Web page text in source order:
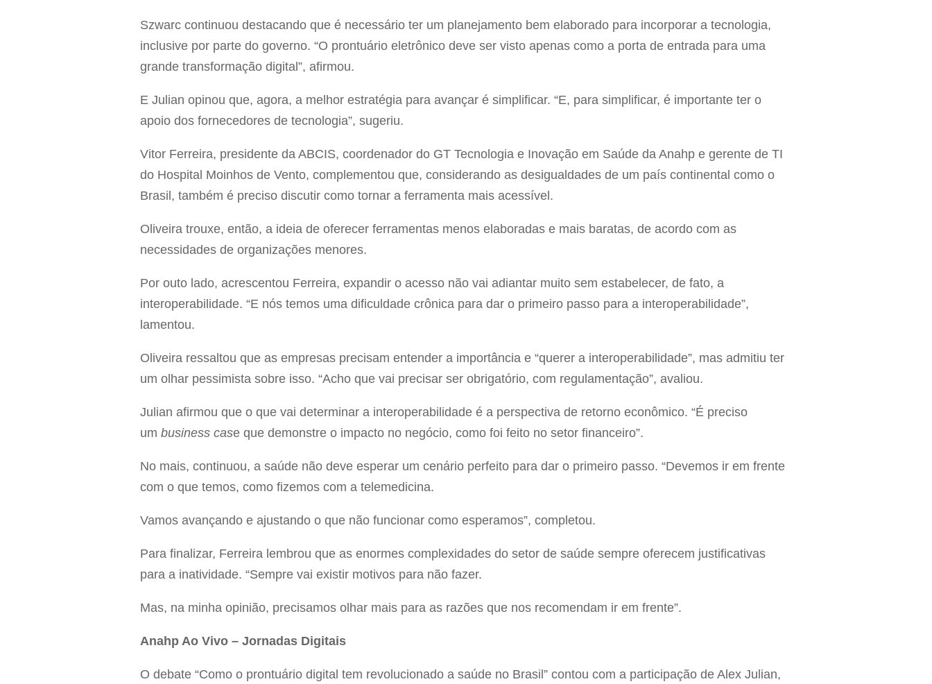
Szwarc continuou destacando que é necessário ter um planejamento bem elaborado para incorporar a tecnologia,
inclusive por parte do governo. “O prontuário eletrônico deve ser visto apenas como a porta de entrada para uma
grande transformação digital”, afirmou.
E Julian opinou que, agora, a melhor estratégia para avançar é simplificar. “E, para simplificar, é importante ter o
apoio dos fornecedores de tecnologia”, sugeriu.
Vitor Ferreira, presidente da ABCIS, coordenador do GT Tecnologia e Inovação em Saúde da Anahp e gerente de TI
do Hospital Moinhos de Vento, complementou que, considerando as desigualdades de um país continental como o
Brasil, também é preciso discutir como tornar a ferramenta mais acessível.
Oliveira trouxe, então, a ideia de oferecer ferramentas menos elaboradas e mais baratas, de acordo com as
necessidades de organizações menores.
Por outo lado, acrescentou Ferreira, expandir o acesso não vai adiantar muito sem estabelecer, de fato, a
interoperabilidade. “E nós temos uma dificuldade crônica para dar o primeiro passo para a interoperabilidade”,
lamentou.
Oliveira ressaltou que as empresas precisam entender a importância e “querer a interoperabilidade”, mas admitiu ter
um olhar pessimista sobre isso. “Acho que vai precisar ser obrigatório, com regulamentação”, avaliou.
Julian afirmou que o que vai determinar a interoperabilidade é a perspectiva de retorno econômico. “É preciso
um business case que demonstre o impacto no negócio, como foi feito no setor financeiro”.
No mais, continuou, a saúde não deve esperar um cenário perfeito para dar o primeiro passo. “Devemos ir em frente
com o que temos, como fizemos com a telemedicina.
Vamos avançando e ajustando o que não funcionar como esperamos”, completou.
Para finalizar, Ferreira lembrou que as enormes complexidades do setor de saúde sempre oferecem justificativas
para a inatividade. “Sempre vai existir motivos para não fazer.
Mas, na minha opinião, precisamos olhar mais para as razões que nos recomendam ir em frente”.
Anahp Ao Vivo – Jornadas Digitais
O debate “Como o prontuário digital tem revolucionado a saúde no Brasil” contou com a participação de Alex Julian,